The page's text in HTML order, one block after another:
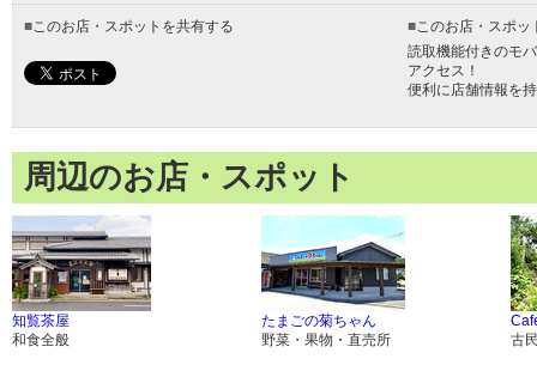
■ このお店・スポットを共有する ■ このお店・スポ
読取機能付きのモ
アクセス！
便利に店舗情報を
周辺のお店・スポット
知覧茶屋
和食全般
たまごの菊ちゃん
野菜・果物・直売所
古